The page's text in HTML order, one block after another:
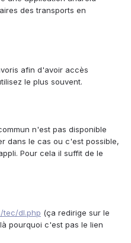
des transports en
afin d'avoir accès
le plus souvent.
n'est pas disponible
dans le cas ou c'est possible,
Pour cela il suffit de le
tec/dl.php (ça redirige sur le
pourquoi c'est pas le lien